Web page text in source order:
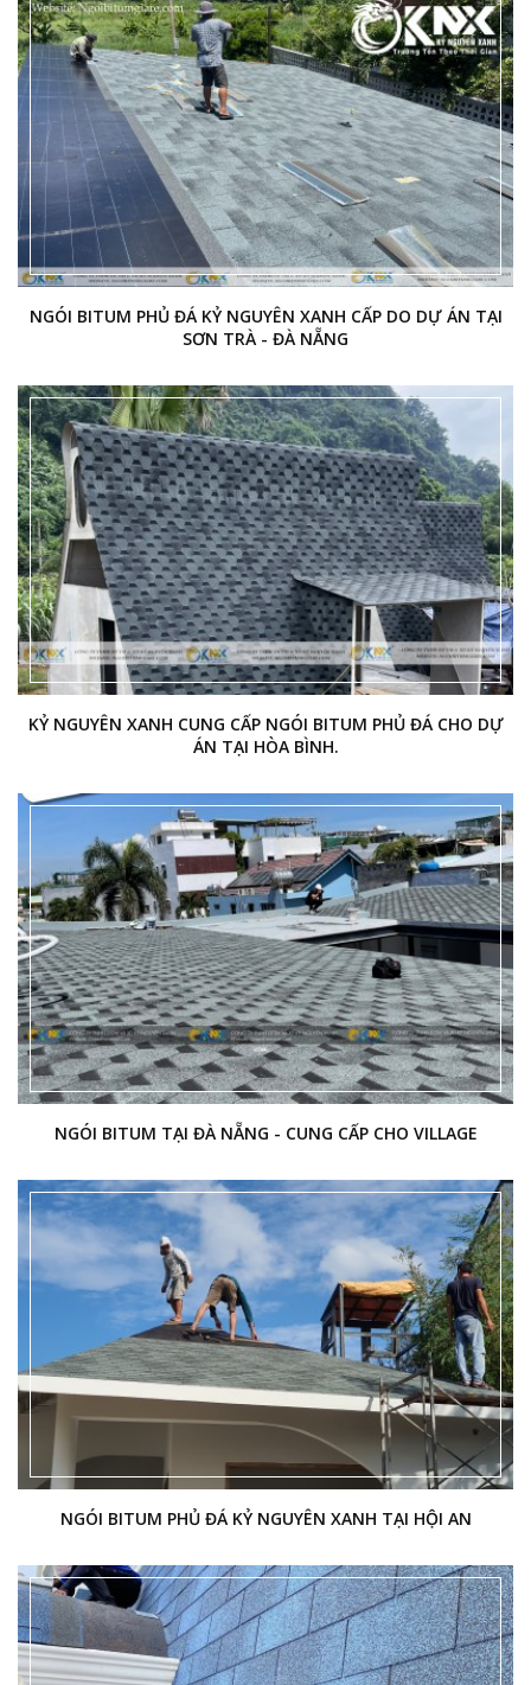
NGÓI BITUM PHỦ ĐÁ KỶ NGUYÊN XANH CẤP DO DỰ ÁN TẠI
SƠN TRÀ - ĐÀ NẴNG
KỶ NGUYÊN XANH CUNG CẤP NGÓI BITUM PHỦ ĐÁ CHO DỰ
ÁN TẠI HÒA BÌNH.
NGÓI BITUM TẠI ĐÀ NẴNG - CUNG CẤP CHO VILLAGE
NGÓI BITUM PHỦ ĐÁ KỶ NGUYÊN XANH TẠI HỘI AN